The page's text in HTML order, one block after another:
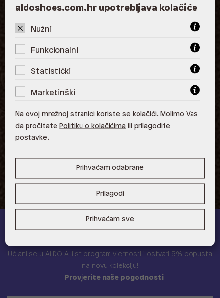
Zagreb
ALDO, City Center One West
ALDO, Tower Centar 51000 Rijeka
Učlani se u ALDO A-list program vjernosti i ostvari 5% popusta
na novu kolekciju!
Provjerite naše pogodnosti
aldoshoes.com.hr upotrebljava kolačiće
Nužni
Funkcionalni
Statistički
Marketinški
Na ovoj mrežnoj stranici koriste se kolačići. Molimo Vas
da pročitate Politiku o kolačićima ili prilagodite
postavke.
Prihvaćam odabrane
Prilagodi
Prihvaćam sve